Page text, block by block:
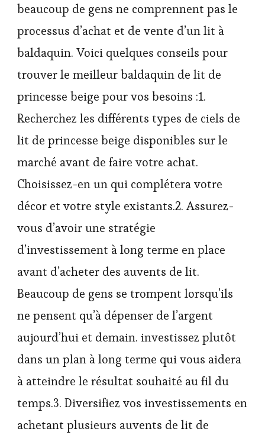
beaucoup de gens ne comprennent pas le
processus d’achat et de vente d’un lit à
baldaquin. Voici quelques conseils pour
trouver le meilleur baldaquin de lit de
princesse beige pour vos besoins :1.
Recherchez les différents types de ciels de
lit de princesse beige disponibles sur le
marché avant de faire votre achat.
Choisissez-en un qui complétera votre
décor et votre style existants.2. Assurez-
vous d’avoir une stratégie
d’investissement à long terme en place
avant d’acheter des auvents de lit.
Beaucoup de gens se trompent lorsqu’ils
ne pensent qu’à dépenser de l’argent
aujourd’hui et demain. investissez plutôt
dans un plan à long terme qui vous aidera
à atteindre le résultat souhaité au fil du
temps.3. Diversifiez vos investissements en
achetant plusieurs auvents de lit de